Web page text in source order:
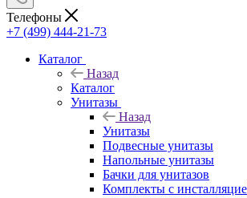
Телефоны
+7 (499) 444-21-73
Каталог
Назад
Каталог
Унитазы
Назад
Унитазы
Подвесные унитазы
Напольные унитазы
Бачки для унитазов
Комплекты с